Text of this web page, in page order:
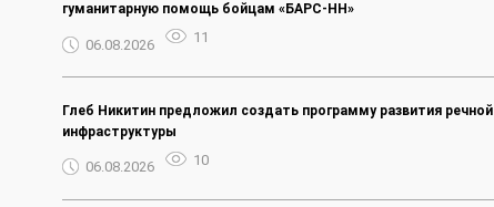
гуманитарную помощь бойцам «БАРС-НН»
06.08.2026 11
Глеб Никитин предложил создать программу развития речной
инфраструктуры
06.08.2026 10